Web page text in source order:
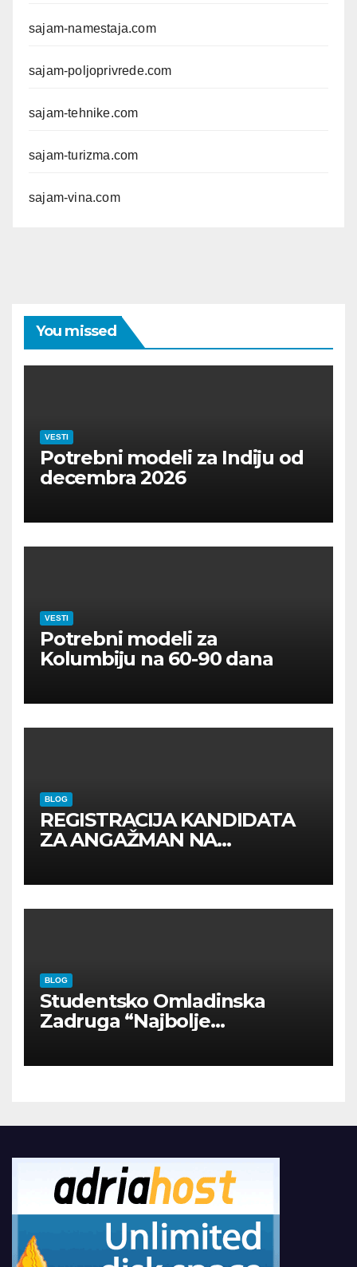
sajam-namestaja.com
sajam-poljoprivrede.com
sajam-tehnike.com
sajam-turizma.com
sajam-vina.com
You missed
VESTI
Potrebni modeli za Indiju od
decembra 2026
VESTI
Potrebni modeli za
Kolumbiju na 60-90 dana
BLOG
REGISTRACIJA KANDIDATA
ZA ANGAŽMAN NA
BLOG
Studentsko Omladinska
Zadruga “Najbolje